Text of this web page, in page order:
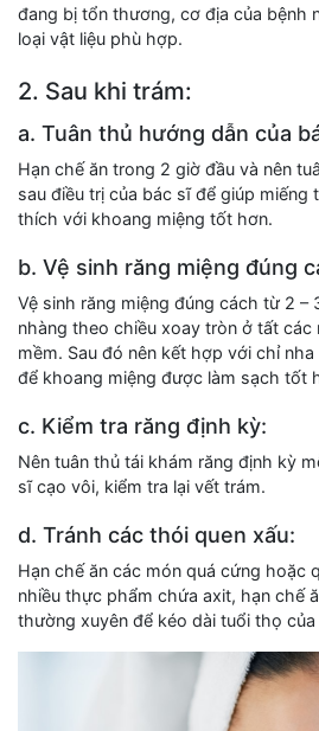
đang bị tổn thương, cơ địa của bệnh
loại vật liệu phù hợp.
2. Sau khi trám:
a. Tuân thủ hướng dẫn của
Hạn chế ăn trong 2 giờ đầu và nên
sau điều trị của bác sĩ để giúp miếng
thích với khoang miệng tốt hơn.
b. Vệ sinh răng miệng đúng
Vệ sinh răng miệng đúng cách từ 2 –
nhàng theo chiều xoay tròn ở tất các
mềm. Sau đó nên kết hợp với chỉ
để khoang miệng được làm sạch tốt
c. Kiểm tra răng định kỳ:
Nên tuân thủ tái khám răng định kỳ
sĩ cạo vôi, kiểm tra lại vết trám.
d. Tránh các thói quen xấu:
Hạn chế ăn các món quá cứng hoặc
nhiều thực phẩm chứa axit, hạn chế
thường xuyên để kéo dài tuổi thọ của